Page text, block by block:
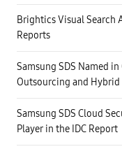
Brightics Visual Search
Reports
Samsung SDS Named
Outsourcing and
Samsung SDS Cloud
Player in the IDC Report